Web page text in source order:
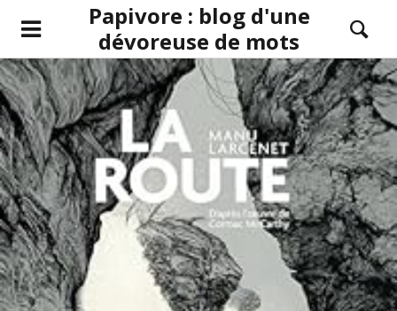
Papivore : blog d'une
dévoreuse de mots